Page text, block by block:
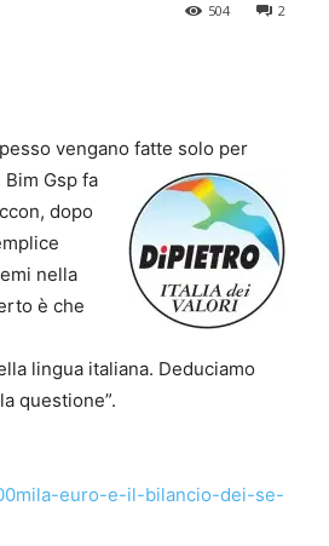
2
504
vengano fatte solo per
Bim Gsp fa
dopo
nella
è che
lingua italiana. Deduciamo
questione”.
euro-e-il-bilancio-dei-se-